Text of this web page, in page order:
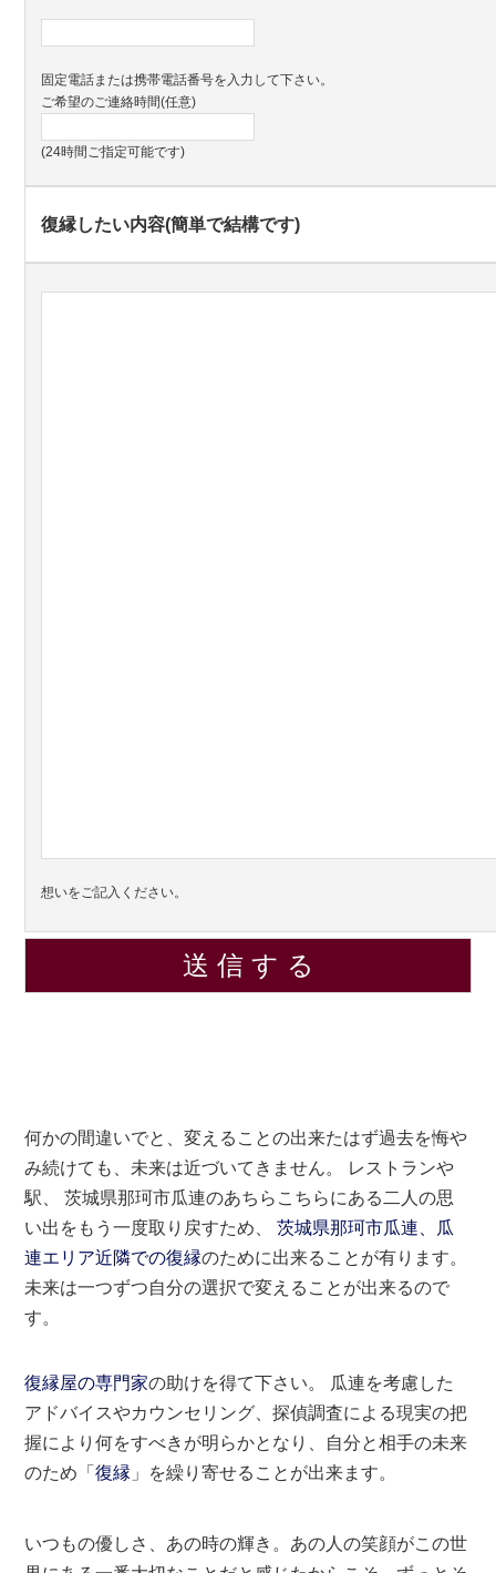
固定電話または携帯電話番号を入力して下さい。
ご希望のご連絡時間(任意)
(24時間ご指定可能です)
復縁したい内容(簡単で結構です)
想いをご記入ください。
何かの間違いでと、変えることの出来たはず過去を悔や
み続けても、未来は近づいてきません。 レストランや
駅、 茨城県那珂市瓜連のあちらこちらにある二人の思
い出をもう一度取り戻すため、
茨城県那珂市瓜連、瓜
連エリア近隣での復縁のために出来ることが有ります。
未来は一つずつ自分の選択で変えることが出来るので
す。
復縁屋の専門家の助けを得て下さい。 瓜連を考慮した
アドバイスやカウンセリング、探偵調査による現実の把
握により何をすべきが明らかとなり、自分と相手の未来
のため「復縁 」を繰り寄せることが出来ます。
いつもの優しさ、あの時の輝き。あの人の笑顔がこの世